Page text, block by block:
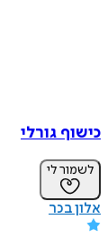
כישוף גורלי
לשמור לי
אלון בכר